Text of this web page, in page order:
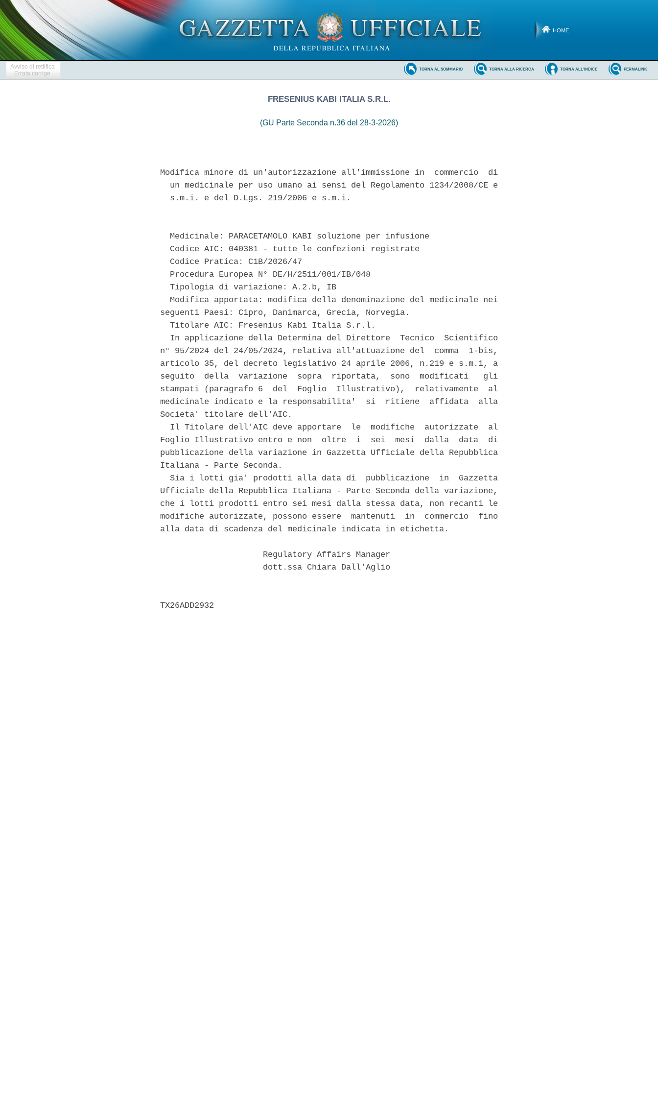
HOME
Avviso di rettifica
Errata corrige
PERMALINK
TORNA ALL'INDICE
TORNA ALLA RICERCA
TORNA AL SOMMARIO
FRESENIUS KABI ITALIA S.R.L.
(GU Parte Seconda n.36 del 28-3-2026)
Modifica minore di un'autorizzazione all'immissione in  commercio  di
  un medicinale per uso umano ai sensi del Regolamento 1234/2008/CE e
  s.m.i. e del D.Lgs. 219/2006 e s.m.i.
  Medicinale: PARACETAMOLO KABI soluzione per infusione
  Codice AIC: 040381 - tutte le confezioni registrate
  Codice Pratica: C1B/2026/47
  Procedura Europea N° DE/H/2511/001/IB/048
  Tipologia di variazione: A.2.b, IB
  Modifica apportata: modifica della denominazione del medicinale nei
seguenti Paesi: Cipro, Danimarca, Grecia, Norvegia.
  Titolare AIC: Fresenius Kabi Italia S.r.l.
  In applicazione della Determina del Direttore  Tecnico  Scientifico
n° 95/2024 del 24/05/2024, relativa all'attuazione del  comma  1-bis,
articolo 35, del decreto legislativo 24 aprile 2006, n.219 e s.m.i, a
seguito  della  variazione  sopra  riportata,  sono  modificati   gli
stampati (paragrafo 6  del  Foglio  Illustrativo),  relativamente  al
medicinale indicato e la responsabilita'  si  ritiene  affidata  alla
Societa' titolare dell'AIC.
  Il Titolare dell'AIC deve apportare  le  modifiche  autorizzate  al
Foglio Illustrativo entro e non  oltre  i  sei  mesi  dalla  data  di
pubblicazione della variazione in Gazzetta Ufficiale della Repubblica
Italiana - Parte Seconda.
  Sia i lotti gia' prodotti alla data di  pubblicazione  in  Gazzetta
Ufficiale della Repubblica Italiana - Parte Seconda della variazione,
che i lotti prodotti entro sei mesi dalla stessa data, non recanti le
modifiche autorizzate, possono essere  mantenuti  in  commercio  fino
alla data di scadenza del medicinale indicata in etichetta.
                     Regulatory Affairs Manager
                     dott.ssa Chiara Dall'Aglio